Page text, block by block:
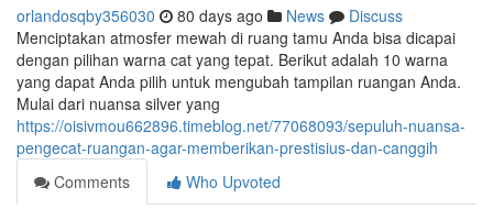
orlandosqby356030 80 days ago News
Discuss
Menciptakan atmosfer mewah di ruang tamu Anda bisa dicapai
dengan pilihan warna cat yang tepat. Berikut adalah 10 warna
yang dapat Anda pilih untuk mengubah tampilan ruangan Anda.
Mulai dari nuansa silver yang
https://oisivmou662896.timeblog.net/77068093/sepuluh-nuansa-
pengecat-ruangan-agar-memberikan-prestisius-dan-canggih
Comments
Who Upvoted